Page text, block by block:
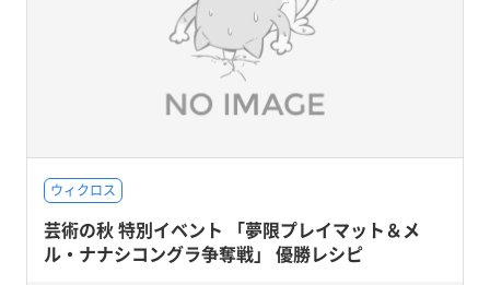
ウィクロス
芸術の秋 特別イベント 「夢限プレイマット＆メ
ル・ナナシコングラ争奪戦」 優勝レシピ